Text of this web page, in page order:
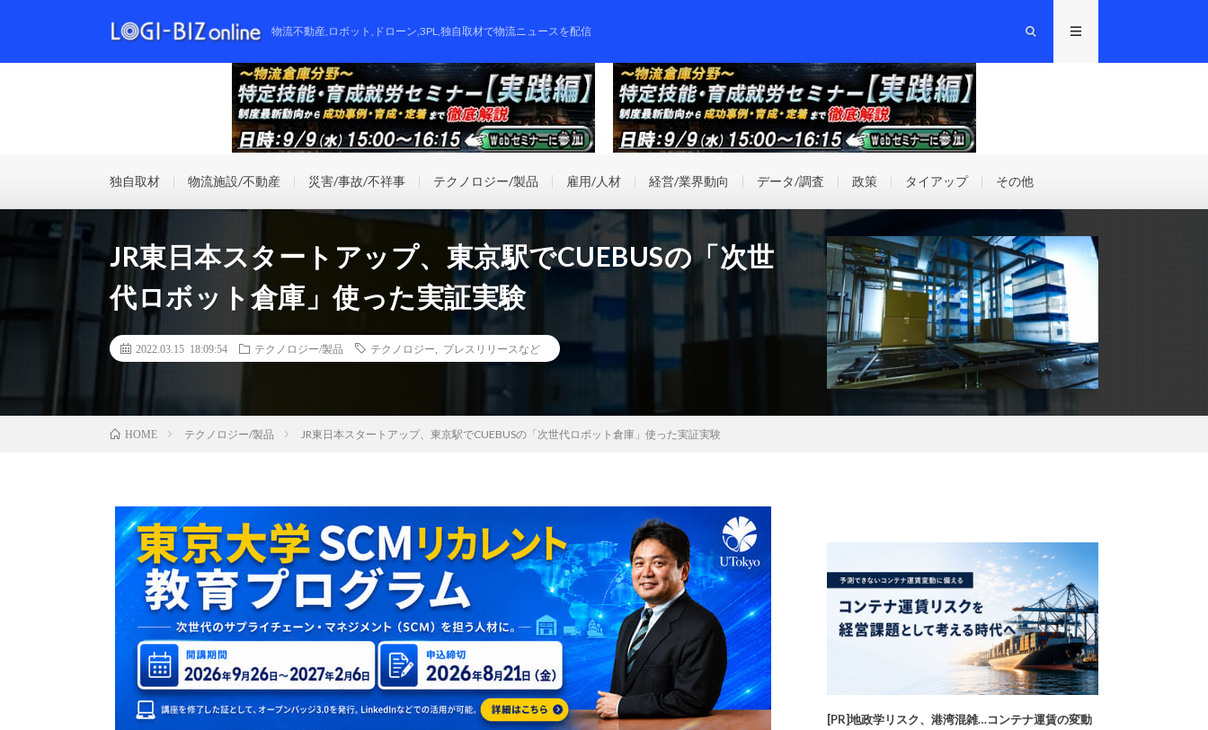
物流不動産,ロボット,ドローン,3PL,独自取材で物流ニュースを配信
独自取材 物流施設/不動産 災害/事故/不祥事 テクノロジー/製品 雇用/人材 経営/業界動向 データ/調査 政策 タイアップ その他
JR東日本スタートアップ、東京駅でCUEBUSの「次世
代ロボット倉庫」使った実証実験
2022.03.15 18:09:54 テクノロジー/製品 テクノロジー プレスリリースなど
HOME テクノロジー/製品 JR東日本スタートアップ、東京駅でCUEBUSの「次世代ロボット倉庫」使った実証実験
[PR]地政学リスク、港湾混雑…コンテナ運賃の変動